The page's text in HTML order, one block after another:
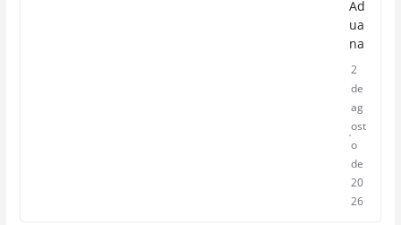
Ad
ua
na
2
de
ag
ost
o
de
20
26